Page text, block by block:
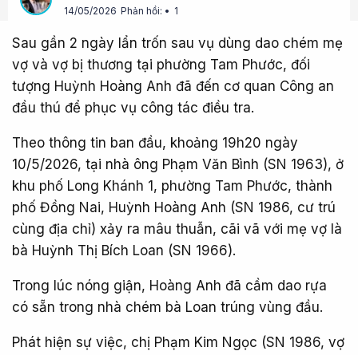
14/05/2026 Phản hồi: 1
Sau gần 2 ngày lẩn trốn sau vụ dùng dao chém mẹ
vợ và vợ bị thương tại phường Tam Phước, đối
tượng Huỳnh Hoàng Anh đã đến cơ quan Công an
đầu thú để phục vụ công tác điều tra.
Theo thông tin ban đầu, khoảng 19h20 ngày
10/5/2026, tại nhà ông Phạm Văn Bình (SN 1963), ở
khu phố Long Khánh 1, phường Tam Phước, thành
phố Đồng Nai, Huỳnh Hoàng Anh (SN 1986, cư trú
cùng địa chỉ) xảy ra mâu thuẫn, cãi vã với mẹ vợ là
bà Huỳnh Thị Bích Loan (SN 1966).
Trong lúc nóng giận, Hoàng Anh đã cầm dao rựa
có sẵn trong nhà chém bà Loan trúng vùng đầu.
Phát hiện sự việc, chị Phạm Kim Ngọc (SN 1986, vợ